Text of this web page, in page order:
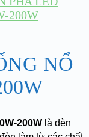
200W
NỔ
200W là đèn